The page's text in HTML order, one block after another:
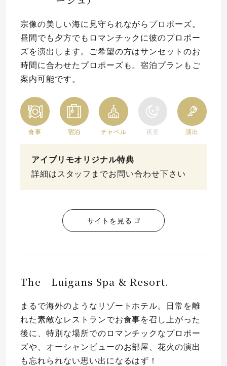
宗像の美しい海に見守られながらプロポーズ。
昼間でも夕方でもロマンチックに彼のプロポー
ズを演出します。ご希望の方はサンセットのお
時間に合わせたプロポーズも。宿泊プランもご
案内可能です。
食事 宿泊 チャペル 夜景 演出
アイプリモオリジナル特典
詳細はスタッフまでお問い合わせ下さい
サイトを見る
The Luigans Spa & Resort.
まるで海外のようなリゾートホテル。日常を離
れた素敵なレストランでお食事を召し上がった
後に、特別な場所でのロマンチックなプロポー
ズや、オーシャンビューのお部屋、花火の演出
も忘れられない思い出になるはず！